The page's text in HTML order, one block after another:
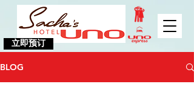
立即预订
BLOG